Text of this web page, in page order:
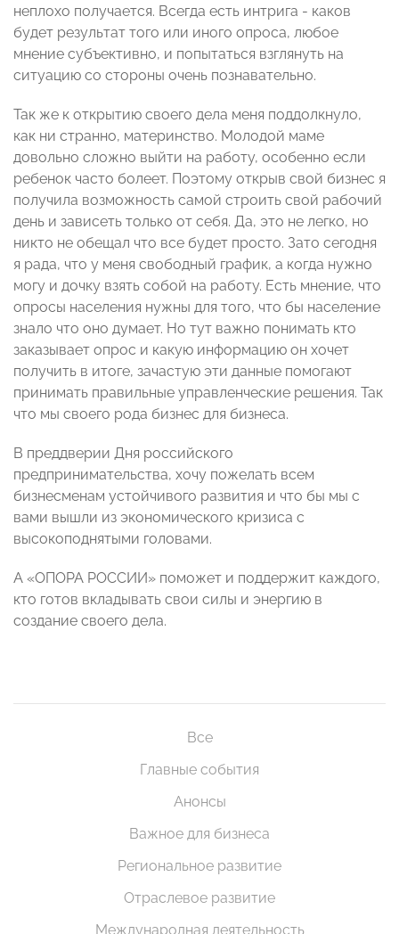
неплохо получается. Всегда есть интрига - каков
будет результат того или иного опроса, любое
мнение субъективно, и попытаться взглянуть на
ситуацию со стороны очень познавательно.
Так же к открытию своего дела меня поддолкнуло,
как ни странно, материнство. Молодой маме
довольно сложно выйти на работу, особенно если
ребенок часто болеет. Поэтому открыв свой бизнес я
получила возможность самой строить свой рабочий
день и зависеть только от себя. Да, это не легко, но
никто не обещал что все будет просто. Зато сегодня
я рада, что у меня свободный график, а когда нужно
могу и дочку взять собой на работу. Есть мнение, что
опросы населения нужны для того, что бы население
знало что оно думает. Но тут важно понимать кто
заказывает опрос и какую информацию он хочет
получить в итоге, зачастую эти данные помогают
принимать правильные управленческие решения. Так
что мы своего рода бизнес для бизнеса.
В преддверии Дня российского
предпринимательства, хочу пожелать всем
бизнесменам устойчивого развития и что бы мы с
вами вышли из экономического кризиса с
высокоподнятыми головами.
А «ОПОРА РОССИИ» поможет и поддержит каждого,
кто готов вкладывать свои силы и энергию в
создание своего дела.
Все
Главные события
Анонсы
Важное для бизнеса
Региональное развитие
Отраслевое развитие
Международная деятельность